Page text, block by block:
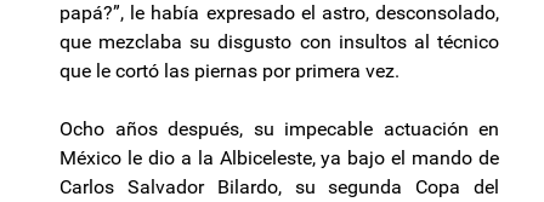
papá?”, le había expresado el astro, desconsolado,
que mezclaba su disgusto con insultos al técnico
que le cortó las piernas por primera vez.
Ocho años después, su impecable actuación en
México le dio a la Albiceleste, ya bajo el mando de
Carlos Salvador Bilardo, su segunda Copa del